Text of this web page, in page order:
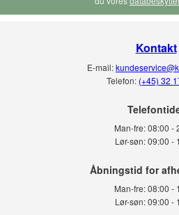
Kontakt
E-mail:
Telefon: (+45) 32
Man-fre:08:00 -
Lør-søn: 09:00 -
Man-fre:08:00 -
Lør-søn:09:00 -